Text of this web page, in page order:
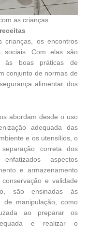
as crianças
crianças, os encontros
sociais. Com elas são
às boas práticas de
conjunto de normas de
alimentar dos
abordam desde o uso
adequada das
e os utensílios, o
correta dos
aspectos
e armazenamento
e validade
são ensinadas às
de manipulação, como
ao preparar os
e realizar o